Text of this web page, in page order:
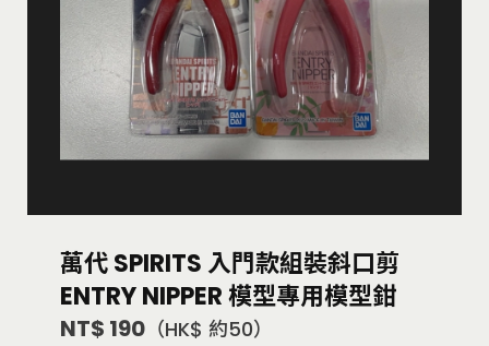
萬代 SPIRITS 入門款組裝斜口剪
ENTRY NIPPER 模型專用模型鉗
NT$ 190 （HK$ 約50）